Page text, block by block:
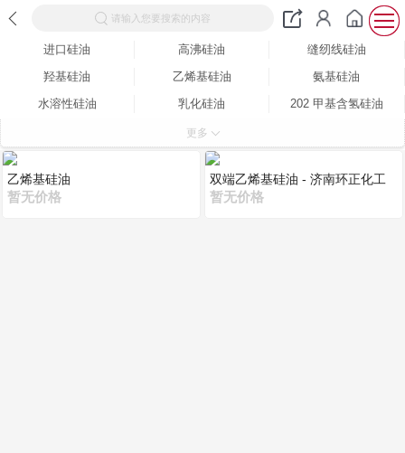
请输入您要搜索的内容
进口硅油 高沸硅油
缝纫线硅油
羟基硅油
乙烯基硅油
氨基硅油
水溶性硅油
乳化硅油
202 甲基含氢硅油
更多
乙烯基硅油
暂无价格
双端乙烯基硅油 - 济南环正化工
有限公司
暂无价格